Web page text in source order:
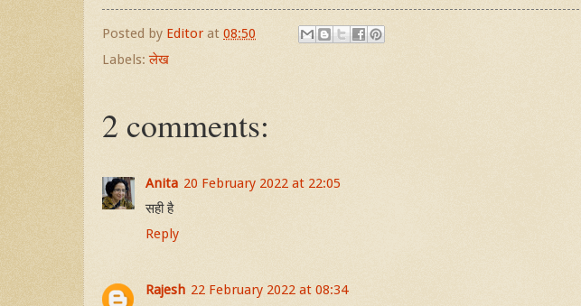
Posted by Editor at 08:50
Labels:लेख
2 comments:
Anita 20 February 2022 at 22:05
सही है
Reply
Rajesh 22 February 2022 at 08:34